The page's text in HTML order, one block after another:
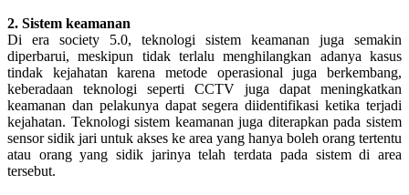
2. Sistem keamanan
Di era society 5.0, teknologi sistem keamanan juga semakin
diperbarui, meskipun tidak terlalu menghilangkan adanya kasus
tindak kejahatan karena metode operasional juga berkembang,
keberadaan teknologi seperti CCTV juga dapat meningkatkan
keamanan dan pelakunya dapat segera diidentifikasi ketika terjadi
kejahatan. Teknologi sistem keamanan juga diterapkan pada sistem
sensor sidik jari untuk akses ke area yang hanya boleh orang tertentu
atau orang yang sidik jarinya telah terdata pada sistem di area
tersebut.